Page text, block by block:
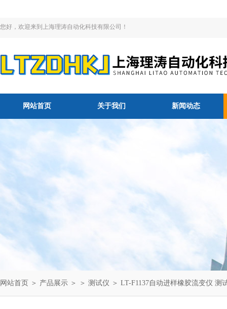
您好，欢迎来到上海理涛自动化科技有限公司！
网站首页 关于我们 新闻动态
网站首页 ＞ 产品展示 ＞ ＞ 测试仪 ＞ LT-F1137自动进样橡胶流变仪 测